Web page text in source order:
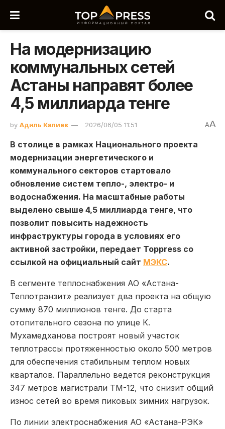
На модернизацию
коммунальных сетей
Астаны направят более
4,5 миллиарда тенге
by Адиль Калиев 2026/06/05 11:51 AA
В столице в рамках Национального проекта
модернизации энергетического и
коммунального секторов стартовало
обновление систем тепло-, электро- и
водоснабжения. На масштабные работы
выделено свыше 4,5 миллиарда тенге, что
позволит повысить надежность
инфраструктуры города в условиях его
активной застройки, передает Toppress со
ссылкой на официальный сайт МЭКС.
В сегменте теплоснабжения АО «Астана-
Теплотранзит» реализует два проекта на общую
сумму 870 миллионов тенге. До старта
отопительного сезона по улице К.
Мухамедханова построят новый участок
теплотрассы протяженностью около 500 метров
для обеспечения стабильным теплом новых
кварталов. Параллельно ведется реконструкция
347 метров магистрали ТМ-12, что снизит общий
износ сетей во время пиковых зимних нагрузок.
По линии электроснабжения АО «Астана-РЭК»